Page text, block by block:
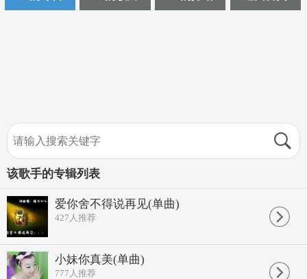
该歌手的专辑列表
爱你舍不得说再见(单曲)
427 人推荐
小妹你真美(单曲)
777 人推荐